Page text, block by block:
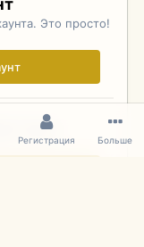
Это просто!
здесь.
Регистрация Больше